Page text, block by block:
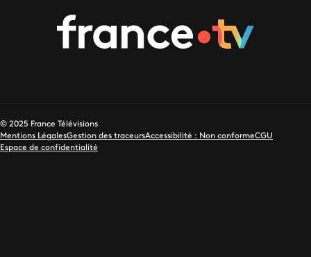
© 2025 France Télévisions
Mentions LégalesGestion des traceursAccessibilité : Non conformeCGU
Espace de confidentialité